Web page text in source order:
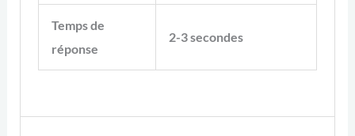
Temps de
réponse
2-3 secondes